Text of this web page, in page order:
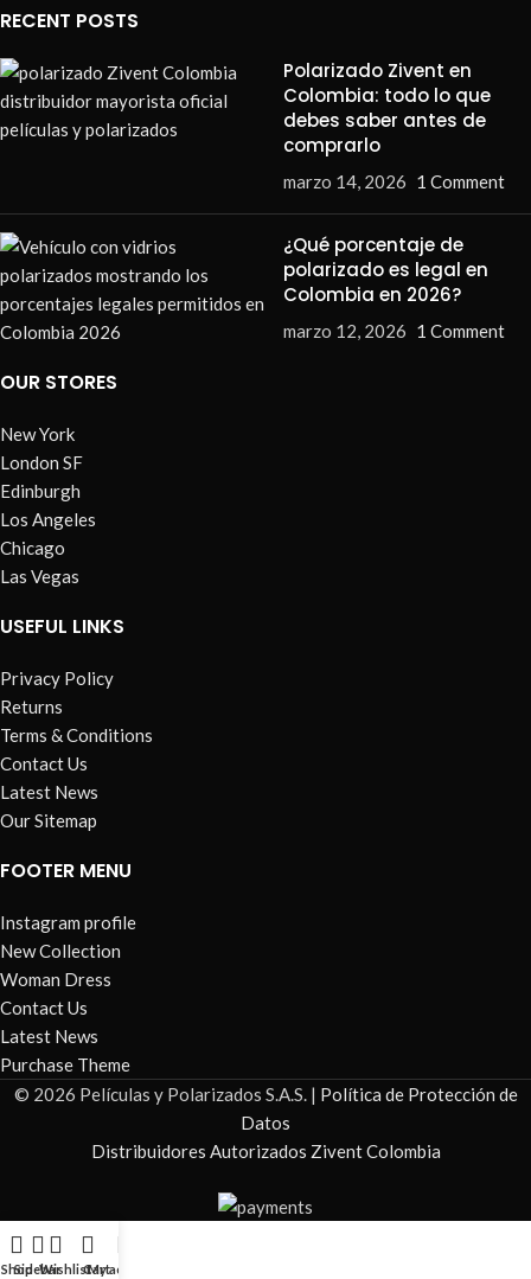
RECENT POSTS
Polarizado Zivent en
Colombia: todo lo que
debes saber antes de
comprarlo
marzo 14, 2026 1 Comment
¿Qué porcentaje de
polarizado es legal en
Colombia en 2026?
marzo 12, 2026 1 Comment
OUR STORES
New York
London SF
Edinburgh
Los Angeles
Chicago
Las Vegas
USEFUL LINKS
Privacy Policy
Returns
Terms & Conditions
Contact Us
Latest News
Our Sitemap
FOOTER MENU
Instagram profile
New Collection
Woman Dress
Contact Us
Latest News
Purchase Theme
© 2026 Películas y Polarizados S.A.S. | Política de Protección de
Datos
Distribuidores Autorizados Zivent Colombia
Shop
SidebarWishlistCart
My account